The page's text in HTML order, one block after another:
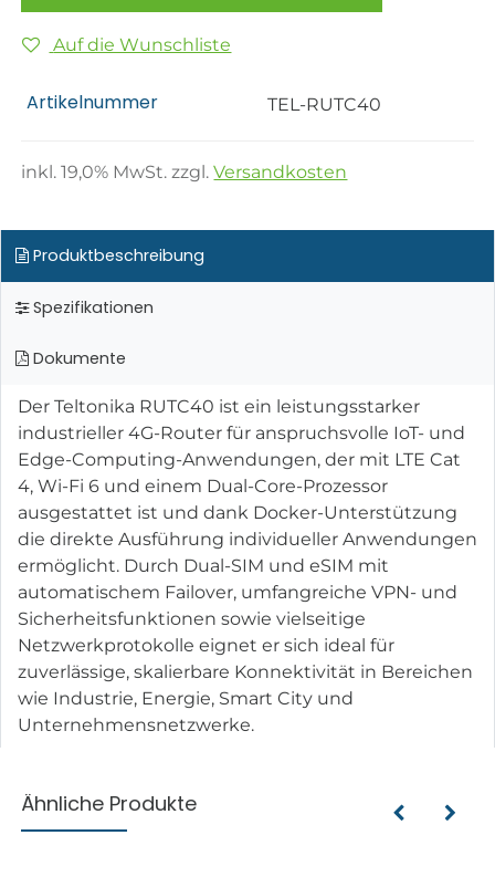
Auf die Wunschliste
Artikelnummer TEL-RUTC40
inkl.19,0% MwSt. zzgl.Versandkosten
Produktbeschreibung
Spezifikationen
Dokumente
Der Teltonika RUTC40 ist ein leistungsstarker
industrieller 4G-Router für anspruchsvolle IoT- und
Edge-Computing-Anwendungen, der mit LTE Cat
4, Wi-Fi 6 und einem Dual-Core-Prozessor
ausgestattet ist und dank Docker-Unterstützung
die direkte Ausführung individueller Anwendungen
ermöglicht. Durch Dual-SIM und eSIM mit
automatischem Failover, umfangreiche VPN- und
Sicherheitsfunktionen sowie vielseitige
Netzwerkprotokolle eignet er sich ideal für
zuverlässige, skalierbare Konnektivität in Bereichen
wie Industrie, Energie, Smart City und
Unternehmensnetzwerke.
Ähnliche Produkte